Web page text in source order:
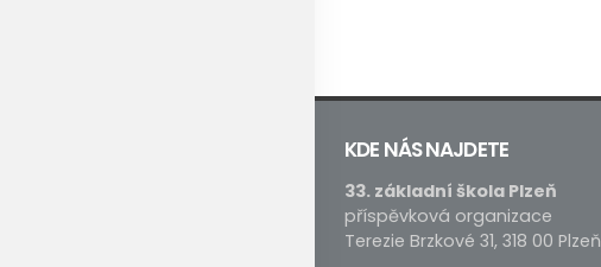
KDE NÁS NAJDETE
33. základní škola Plzeň
příspěvková organizace
Terezie Brzkové 31, 318 00 Plzeň